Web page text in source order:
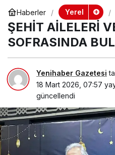
Haberler Yerel
ŞEHİT AİLELERİ
SOFRASINDA
Yenihaber Gazetesi
18 Mart 2026, 07:57
güncellendi